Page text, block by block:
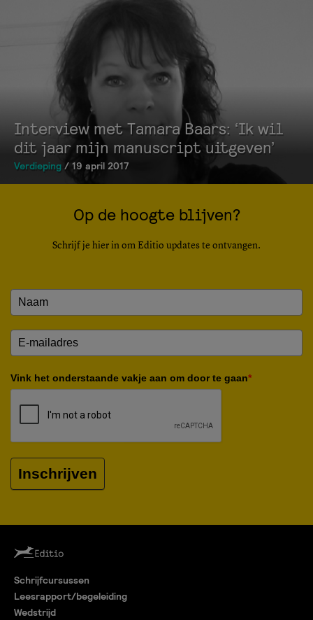
Interview met Tamara Baars: ‘Ik wil
dit jaar mijn manuscript uitgeven’
Verdieping / 19 april 2017
Op de hoogte blijven?
Schrijf je hier in om Editio updates te ontvangen.
Vink het onderstaande vakje aan om door te gaan*
Inschrijven
Schrijfcursussen
Leesrapport/begeleiding
Wedstrijd